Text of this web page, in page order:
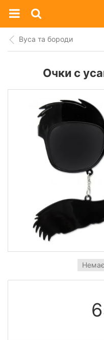
Вуса та бороди
Очки с